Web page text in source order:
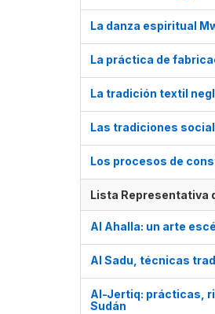
La danza espiritual
La práctica de
La tradición textil
Las tradiciones
Los procesos de
Lista Representativa
Al Ahalla: un arte
Al Sadu, técnicas
Al-Jertiq: prácticas,
Sudán